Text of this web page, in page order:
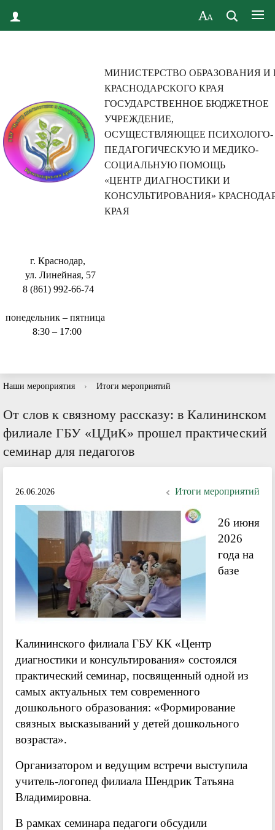
МИНИСТЕРСТВО ОБРАЗОВАНИЯ И
КРАСНОДАРСКОГО КРАЯ
ГОСУДАРСТВЕННОЕ БЮДЖЕТНОЕ
УЧРЕЖДЕНИЕ,
ОСУЩЕСТВЛЯЮЩЕЕ ПСИХОЛОГО-
ПЕДАГОГИЧЕСКУЮ И МЕДИКО-
СОЦИАЛЬНУЮ ПОМОЩЬ
«ЦЕНТР ДИАГНОСТИКИ И
КОНСУЛЬТИРОВАНИЯ»
КРАЯ
г. Краснодар,
ул. Линейная, 57
8 (861) 992-66-74
понедельник – пятница
8:30 – 17:00
Наши мероприятия › Итоги мероприятий
От слов к связному рассказу: в Калининском
филиале ГБУ «ЦДиК» прошел практический
семинар для педагогов
26.06.2026 Итоги мероприятий
26 июня
2026
года на
базе
Калининского филиала ГБУ КК «Центр
диагностики и консультирования» состоялся
практический семинар, посвященный одной из
самых актуальных тем современного
дошкольного образования: «Формирование
связных высказываний у детей дошкольного
возраста».
Организатором и ведущим встречи выступила
учитель-логопед филиала Шендрик Татьяна
Владимировна.
В рамках семинара педагоги обсудили